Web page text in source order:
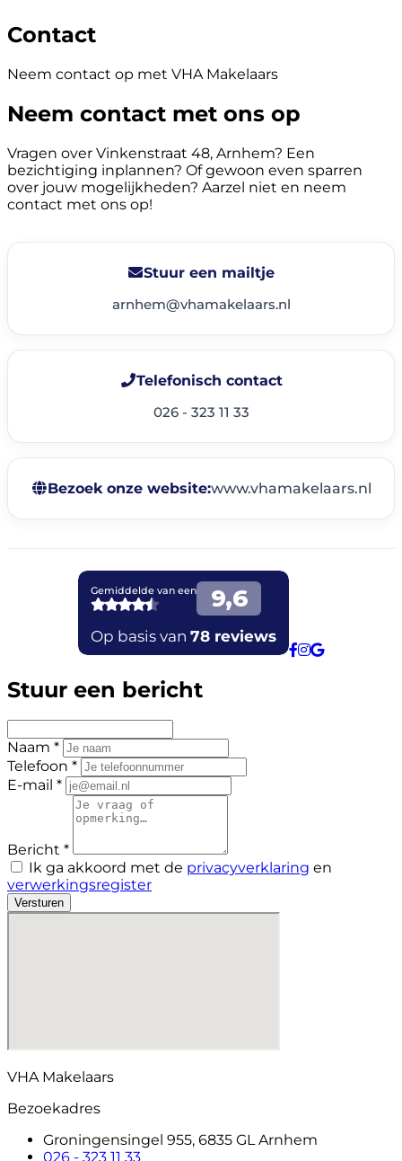
Contact
Neem contact op met VHA Makelaars
Neem contact met ons op
Vragen over Vinkenstraat 48, Arnhem? Een
bezichtiging inplannen? Of gewoon even sparren
over jouw mogelijkheden? Aarzel niet en neem
contact met ons op!
Stuur een mailtje
arnhem@vhamakelaars.nl
Telefonisch contact
026 - 323 11 33
Bezoek onze website:www.vhamakelaars.nl
Stuur een bericht
Naam *
Telefoon *
E-mail *
Bericht *
Ik ga akkoord met de privacyverklaring en
verwerkingsregister
Versturen
VHA Makelaars
Bezoekadres
Groningensingel 955, 6835 GL Arnhem
026 - 323 11 33